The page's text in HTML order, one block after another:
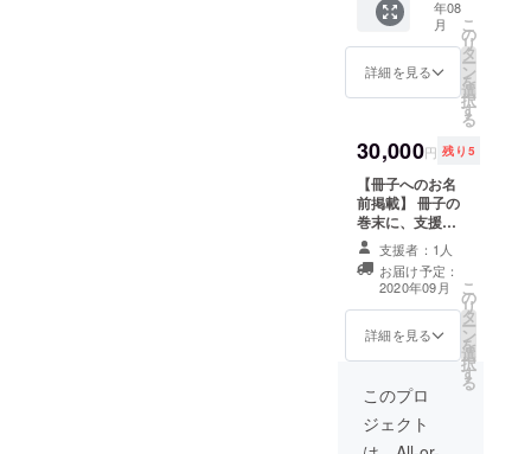
入くだ
さい。
【ラー
メン
気分が
味わえ
る中華
丼で
す。
ニック
ネーム
を掲載
させて
いただ
きます
額に応
じて、
文字の
大きさ
は異な
す）。
支援時
に備考
欄へご
希望の
入くだ
さい。
【「か
なざわ
年08
月
詳細を見る
こ
の
リ
タ
ー
ン
を
選
択
す
る
30,000円 残り5
【冊子へのお名
前掲載】 冊子の
巻末に、支援者
様のお名前また
はニックネーム
を掲載させてい
ただきます（支
援額に応じて、
文字の大きさは
へご希望のお名
前をご記入くだ
さい。 【「かな
ざわ町中華」オ
支援者：1人
お届け予定：
2020年09月
詳細を見る
こ
の
リ
タ
ー
ン
を
選
択
す
る
このプロ
ジェクト